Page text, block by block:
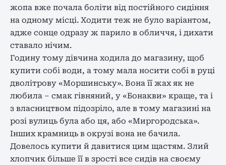
жопа вже почала боліти від постійного сидіння
на одному місці. Ходити теж не було варіантом,
адже сонце одразу ж парило в обличчя, і дихати
ставало нічим.
Годину тому дівчина ходила до магазину, щоб
купити собі води, а тому мала носити собі в руці
дволітрову «Моршинську». Вона її жах як не
любила – смак гівняний, у «Бонакви» краще, та і
з власництвом підозріло, але в тому магазині на
розі вулиць була або ця, або «Миргородська».
Інших крамниць в окрузі вона не бачила.
Довелось купити й давитися цим щастям. Злий
хлопчик більше її в зрості все сидів на своєму